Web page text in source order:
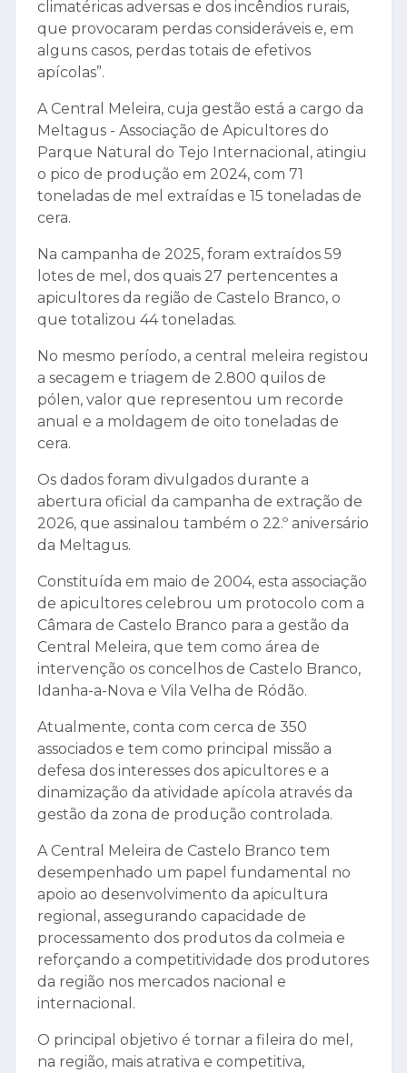
climatéricas adversas e dos incêndios rurais,
que provocaram perdas consideráveis e, em
alguns casos, perdas totais de efetivos
apícolas”.
A Central Meleira, cuja gestão está a cargo da
Meltagus - Associação de Apicultores do
Parque Natural do Tejo Internacional, atingiu
o pico de produção em 2024, com 71
toneladas de mel extraídas e 15 toneladas de
cera.
Na campanha de 2025, foram extraídos 59
lotes de mel, dos quais 27 pertencentes a
apicultores da região de Castelo Branco, o
que totalizou 44 toneladas.
No mesmo período, a central meleira registou
a secagem e triagem de 2.800 quilos de
pólen, valor que representou um recorde
anual e a moldagem de oito toneladas de
cera.
Os dados foram divulgados durante a
abertura oficial da campanha de extração de
2026, que assinalou também o 22.º aniversário
da Meltagus.
Constituída em maio de 2004, esta associação
de apicultores celebrou um protocolo com a
Câmara de Castelo Branco para a gestão da
Central Meleira, que tem como área de
intervenção os concelhos de Castelo Branco,
Idanha-a-Nova e Vila Velha de Ródão.
Atualmente, conta com cerca de 350
associados e tem como principal missão a
defesa dos interesses dos apicultores e a
dinamização da atividade apícola através da
gestão da zona de produção controlada.
A Central Meleira de Castelo Branco tem
desempenhado um papel fundamental no
apoio ao desenvolvimento da apicultura
regional, assegurando capacidade de
processamento dos produtos da colmeia e
reforçando a competitividade dos produtores
da região nos mercados nacional e
internacional.
O principal objetivo é tornar a fileira do mel,
na região, mais atrativa e competitiva,